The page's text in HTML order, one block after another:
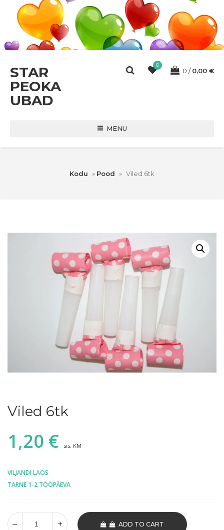
STAR
PEOKA
UBAD
0
0 0,00 €
MENU
Kodu » Pood » Viled 6tk
Viled 6tk
1,20 € sis. KM
VILJANDI LAOS
TARNE 1-2 TÖÖPÄEVA
ADD TO CART